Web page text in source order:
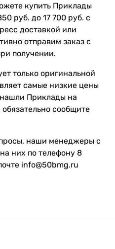
купить Приклады
руб. до 17 700 руб. с
доставкой или
отправим заказ с
получении.
только оригинальной
самые низкие цены
Приклады на
сообщите
наши менеджеры с
них по телефону 8
info@50bmg.ru